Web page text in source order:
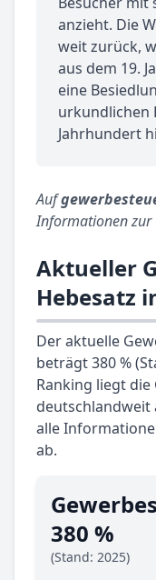
anzieht. Die
weit zurück,
aus dem 19.
eine
urkundlichen
Jahrhundert
Auf
Informationen zur
Aktueller
Hebesatz
Der aktuelle
beträgt 380 %
Ranking liegt die
deutschlandweit
alle
ab.
380 %
(Stand: 2025)